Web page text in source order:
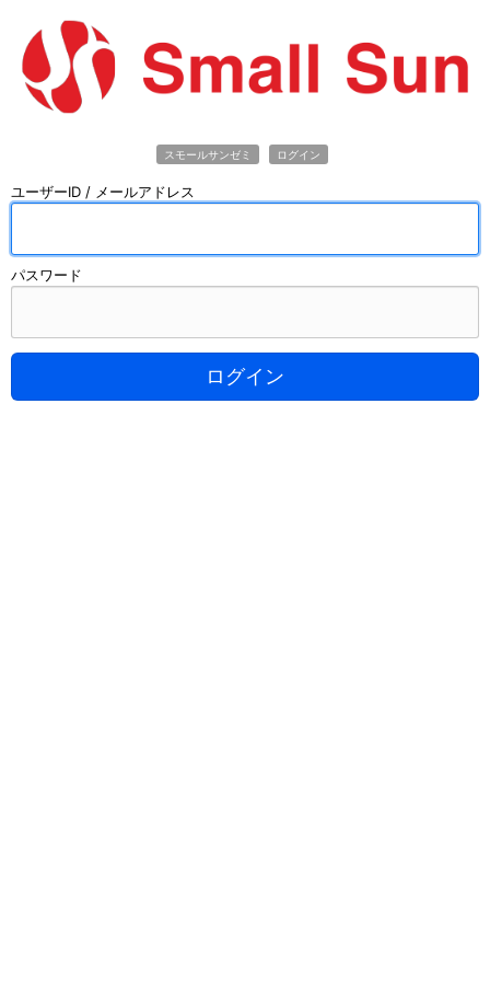
スモールサンゼミ ログイン
ユーザーID / メールアドレス
パスワード
ログイン